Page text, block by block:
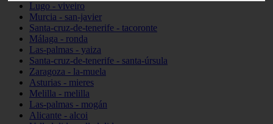
Lugo - viveiro
Murcia - san-javier
Santa-cruz-de-tenerife - tacoronte
Málaga - ronda
Las-palmas - yaiza
Santa-cruz-de-tenerife - santa-úrsula
Zaragoza - la-muela
Asturias - mieres
Melilla - melilla
Las-palmas - mogán
Alicante - alcoi